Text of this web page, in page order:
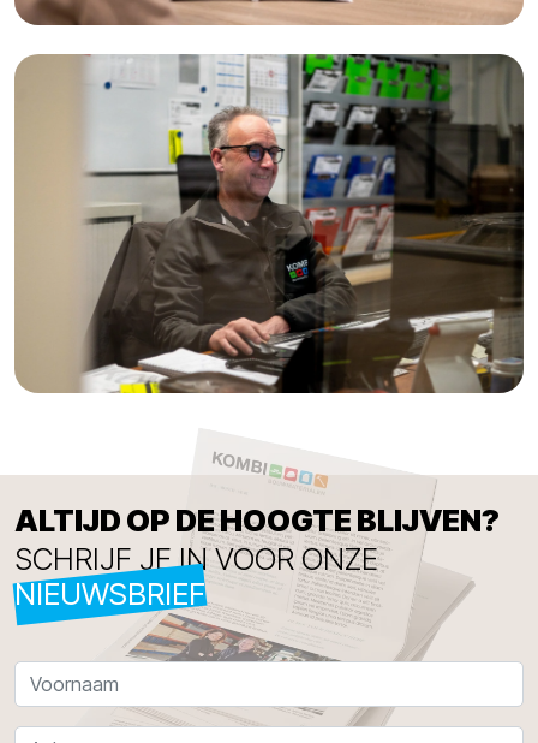
ALTIJD OP DE HOOGTE BLIJVEN?
SCHRIJF JE IN VOOR ONZE
NIEUWSBRIEF